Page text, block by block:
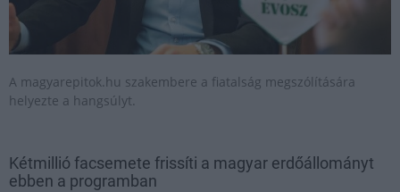
A magyarepitok.hu szakembere a fiatalság megszólítására
helyezte a hangsúlyt.
Kétmillió facsemete frissíti a magyar erdőállományt
ebben a programban